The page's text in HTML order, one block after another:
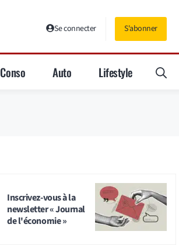
Se connecter S'abonner
Conso Auto Lifestyle
Inscrivez-vous à la
newsletter « Journal
de l'économie »